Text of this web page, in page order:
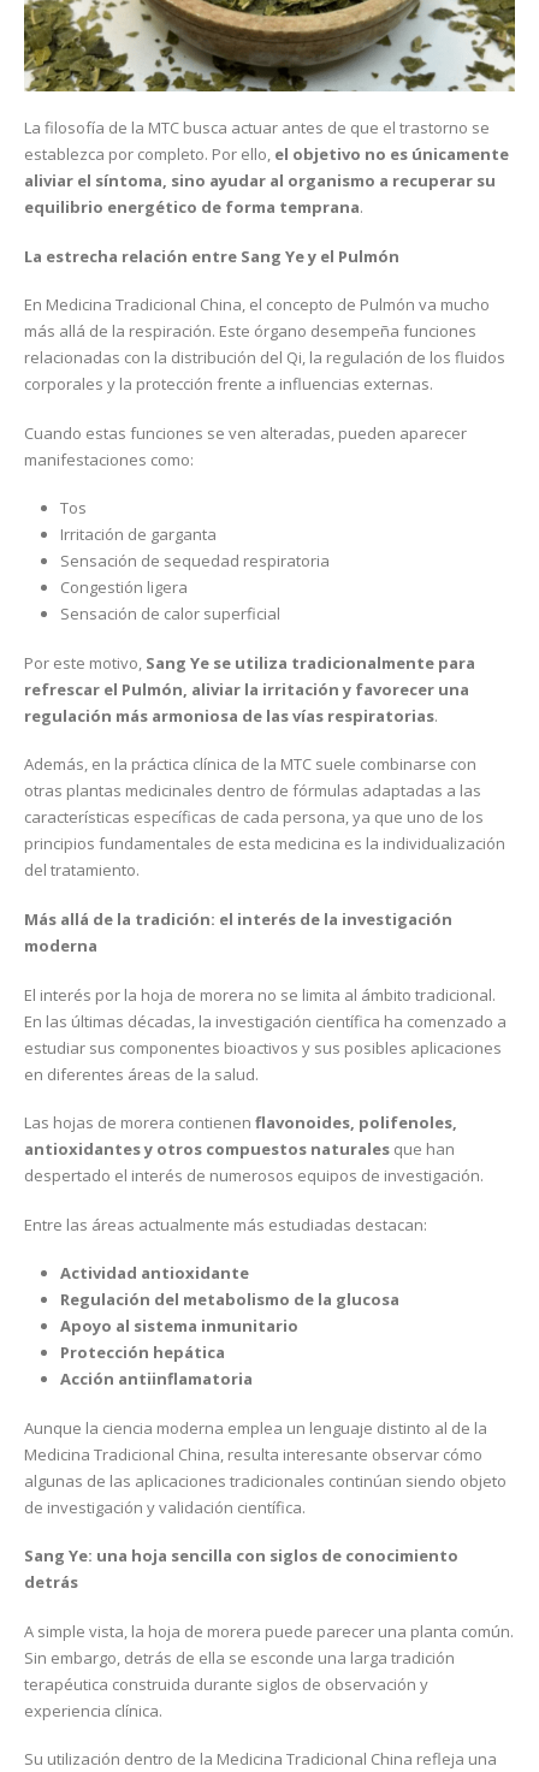
La filosofía de la MTC busca actuar antes de que el trastorno se
establezca por completo. Por ello, el objetivo no es únicamente
aliviar el síntoma, sino ayudar al organismo a recuperar su
equilibrio energético de forma temprana.
La estrecha relación entre Sang Ye y el Pulmón
En Medicina Tradicional China, el concepto de Pulmón va mucho
más allá de la respiración. Este órgano desempeña funciones
relacionadas con la distribución del Qi, la regulación de los fluidos
corporales y la protección frente a influencias externas.
Cuando estas funciones se ven alteradas, pueden aparecer
manifestaciones como:
Tos
Irritación de garganta
Sensación de sequedad respiratoria
Congestión ligera
Sensación de calor superficial
Por este motivo, Sang Ye se utiliza tradicionalmente para
refrescar el Pulmón, aliviar la irritación y favorecer una
regulación más armoniosa de las vías respiratorias.
Además, en la práctica clínica de la MTC suele combinarse con
otras plantas medicinales dentro de fórmulas adaptadas a las
características específicas de cada persona, ya que uno de los
principios fundamentales de esta medicina es la individualización
del tratamiento.
Más allá de la tradición: el interés de la investigación
moderna
El interés por la hoja de morera no se limita al ámbito tradicional.
En las últimas décadas, la investigación científica ha comenzado a
estudiar sus componentes bioactivos y sus posibles aplicaciones
en diferentes áreas de la salud.
Las hojas de morera contienen flavonoides, polifenoles,
antioxidantes y otros compuestos naturales que han
despertado el interés de numerosos equipos de investigación.
Entre las áreas actualmente más estudiadas destacan:
Actividad antioxidante
Regulación del metabolismo de la glucosa
Apoyo al sistema inmunitario
Protección hepática
Acción antiinflamatoria
Aunque la ciencia moderna emplea un lenguaje distinto al de la
Medicina Tradicional China, resulta interesante observar cómo
algunas de las aplicaciones tradicionales continúan siendo objeto
de investigación y validación científica.
Sang Ye: una hoja sencilla con siglos de conocimiento
detrás
A simple vista, la hoja de morera puede parecer una planta común.
Sin embargo, detrás de ella se esconde una larga tradición
terapéutica construida durante siglos de observación y
experiencia clínica.
Su utilización dentro de la Medicina Tradicional China refleja una